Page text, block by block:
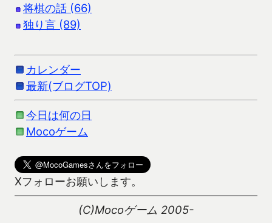
将棋の話 (66)
独り言 (89)
カレンダー
最新(ブログTOP)
今日は何の日
Mocoゲーム
Xフォローお願いします。
(C)Mocoゲーム 2005-